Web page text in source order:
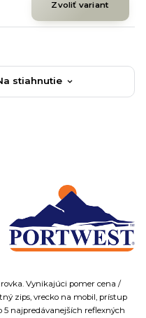
Zvoliť variant
stiahnutie
Vynikajúci pomer cena /
zips, vrecko na mobil, prístup
5 najpredávanejších reflexných